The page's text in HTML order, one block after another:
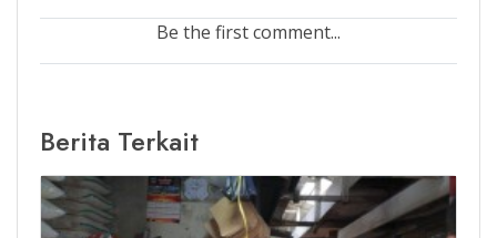
Be the first comment...
Berita Terkait